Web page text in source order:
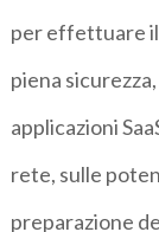
per effettuare il
piena
applicazioni
rete, sulle
preparazione